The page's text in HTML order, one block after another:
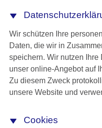
Wir schützen Ihre
Daten, die wir in
speichern. Wir nutzen
unser online-Angebot auf
Zu diesem Zweck
unsere Website und
Cookies